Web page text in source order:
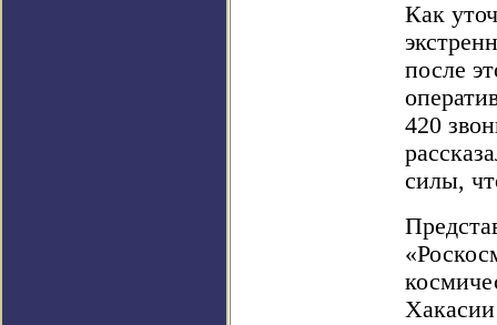
Как
после
420
силы,